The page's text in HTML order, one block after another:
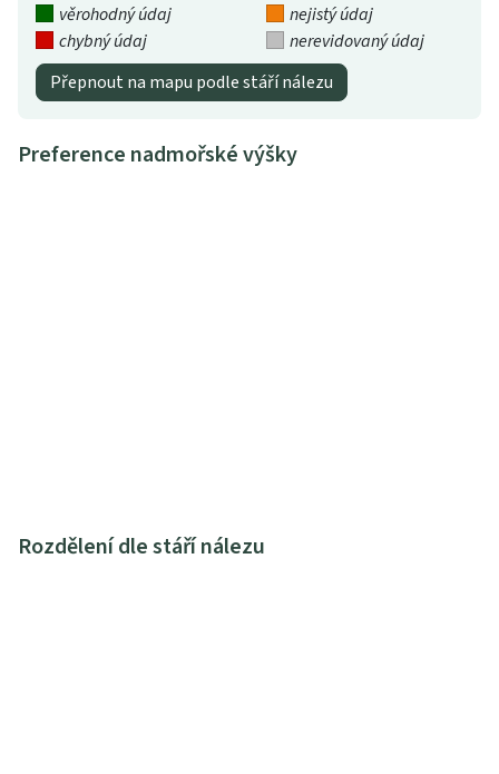
věrohodný údaj
nejistý údaj
chybný údaj
nerevidovaný údaj
Přepnout na mapu podle stáří nálezu
Preference nadmořské výšky
Rozdělení dle stáří nálezu